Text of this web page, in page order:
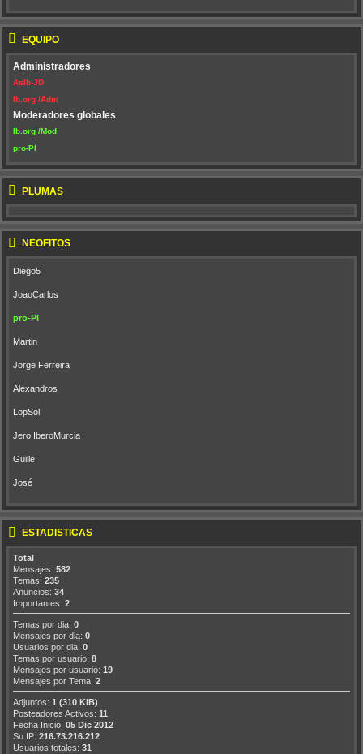
EQUIPO
Administradores
AsIb-JD
Ib.org /Adm
Moderadores globales
Ib.org /Mod
pro-PI
PLUMAS
NEÓFITOS
Diego5
JoaoCarlos
pro-PI
Martin
Jorge Ferreira
Alexandros
LopSol
Jero IberoMurcia
Guille
José
ESTADÍSTICAS
Total
Mensajes: 582
Temas: 235
Anuncios: 34
Importantes: 2
Temas por dia: 0
Mensajes por dia: 0
Usuarios por dia: 0
Temas por usuario: 8
Mensajes por usuario: 19
Mensajes por Tema: 2
Adjuntos: 1 (310 KiB)
Posteadores Activos: 11
Fecha Inicio: 05 Dic 2012
Su IP: 216.73.216.212
Usuarios totales: 31